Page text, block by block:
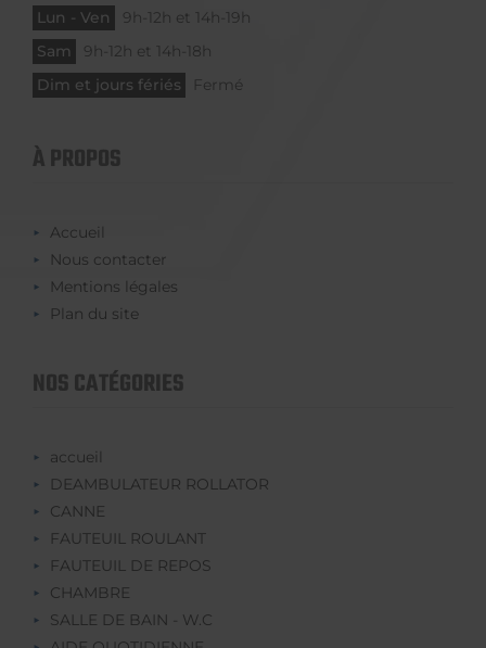
Lun - Ven
9h-12h et 14h-19h
Sam
9h-12h et 14h-18h
Dim et jours fériés
Fermé
À PROPOS
Accueil
Nous contacter
Mentions légales
Plan du site
NOS CATÉGORIES
accueil
DEAMBULATEUR ROLLATOR
CANNE
FAUTEUIL ROULANT
FAUTEUIL DE REPOS
CHAMBRE
SALLE DE BAIN - W.C